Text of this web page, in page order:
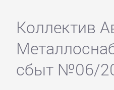
Коллектив
сбыт №06/